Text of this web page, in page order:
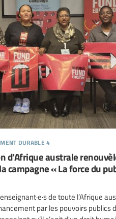
durable 4
d’Afrique australe
campagne « La force du
de toute l’Afrique
par les pouvoirs publics